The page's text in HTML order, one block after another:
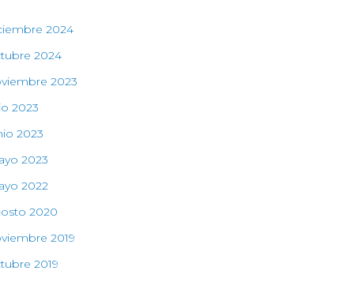
2024
2024
2023
2023
2023
2023
2022
2020
2019
2019